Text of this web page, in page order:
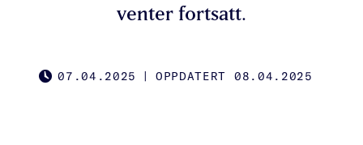
venter fortsatt.
PUBLISHED
07.04.2025 | OPPDATERT 08.04.2025